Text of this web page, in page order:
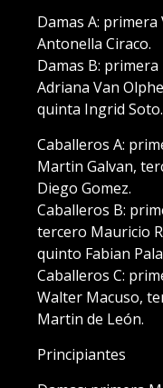
Damas A:
Antonella Ciraco.
Damas B:
Adriana Van
quinta Ingrid Soto.
Caballeros A:
Martin Galvan,
Diego Gomez.
Caballeros B:
tercero Mauricio
quinto Fabian
Caballeros C:
Walter Macuso,
Martin de León.
Principiantes